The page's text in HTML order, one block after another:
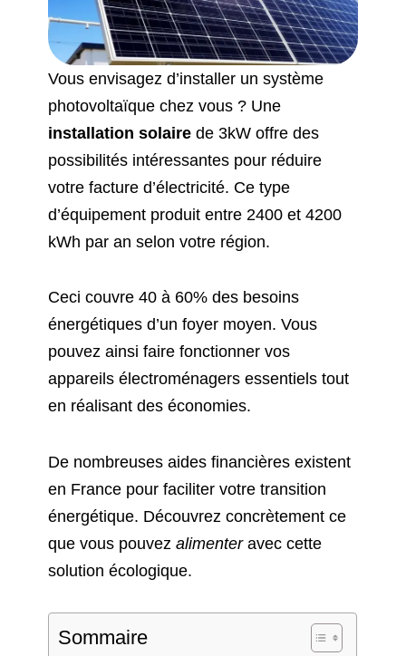
Vous envisagez d’installer un système
photovoltaïque chez vous ? Une
installation solaire de 3kW offre des
possibilités intéressantes pour réduire
votre facture d’électricité. Ce type
d’équipement produit entre 2400 et 4200
kWh par an selon votre région.
Ceci couvre 40 à 60% des besoins
énergétiques d’un foyer moyen. Vous
pouvez ainsi faire fonctionner vos
appareils électroménagers essentiels tout
en réalisant des économies.
De nombreuses aides financières existent
en France pour faciliter votre transition
énergétique. Découvrez concrètement ce
que vous pouvezalimenteravec cette
solution écologique.
Sommaire